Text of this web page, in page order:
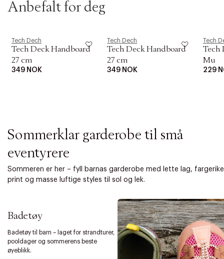
e
o
Anbefalt for deg
Tech Dech
Tech Deck Handboard
27 cm
349 NOK
Tech Dech
Tech Deck Handboard
27 cm
349 NOK
Tech
Tech
Mu
229
Sommerklar garderobe til små
eventyrere
Sommeren er her – fyll barnas garderobe med lette lag, fargerike
print og masse luftige styles til sol og lek.
Badetøy
Badetøy til barn – laget for strandturer,
pooldager og sommerens beste
øyeblikk.